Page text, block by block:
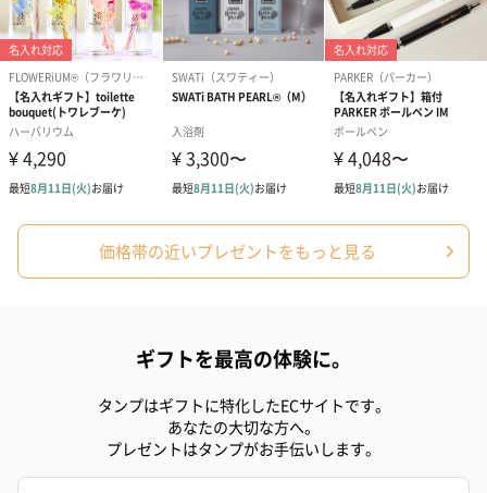
価格帯の近いプレゼントをもっと見る
ギフトを最高の体験に。
タンプはギフトに特化したECサイトです。
あなたの大切な方へ。
プレゼントはタンプがお手伝いします。